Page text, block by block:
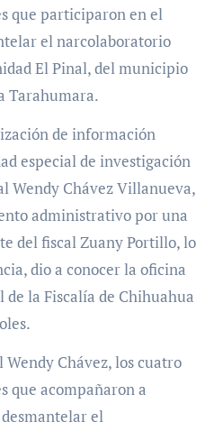
que participaron en el
el narcolaboratorio
El Pinal, del municipio
Tarahumara.
de información
especial de investigación
Wendy Chávez Villanueva,
administrativo por una
del fiscal Zuany Portillo, lo
dio a conocer la oficina
la Fiscalía de Chihuahua
Wendy Chávez, los cuatro
que acompañaron a
el